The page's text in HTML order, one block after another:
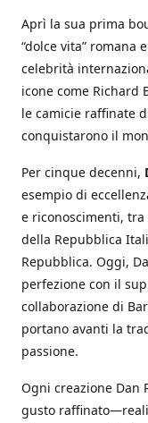
Aprì la sua prima
“dolce vita” romana
celebrità
icone come Richard
le camicie raffinate
conquistarono il
Per cinque decenni,
esempio di
e riconoscimenti,
della Repubblica
Repubblica. Oggi,
perfezione con il
collaborazione di
portano avanti la
passione.
Ogni creazione Dan
gusto